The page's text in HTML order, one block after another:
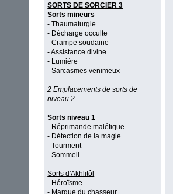
SORTS DE SORCIER 3
Sorts mineurs
- Thaumaturgie
- Décharge occulte
- Crampe soudaine
- Assistance divine
- Lumière
- Sarcasmes venimeux
2 Emplacements de sorts de
niveau 2
Sorts niveau 1
- Réprimande maléfique
- Détection de la magie
- Tourment
- Sommeil
Sorts d'Akhlitôl
- Héroïsme
- Marque du chasseur